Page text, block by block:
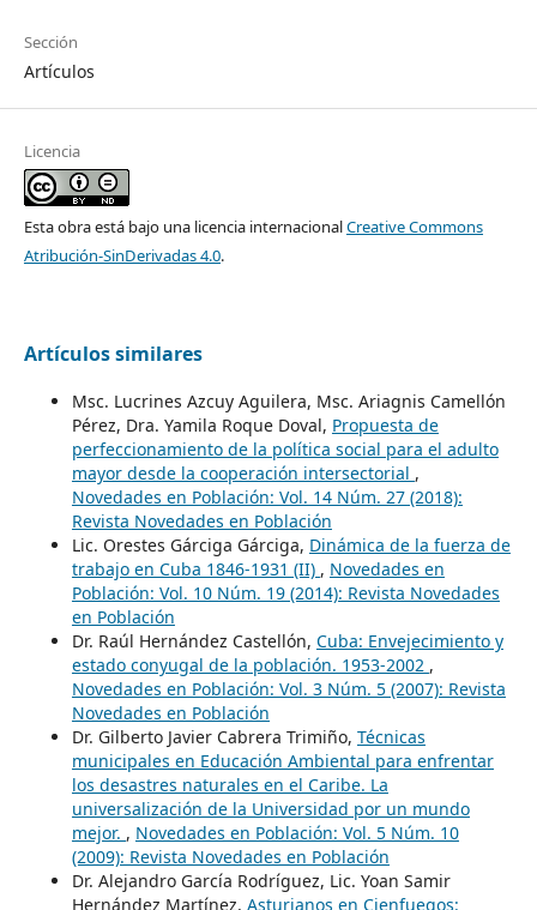
Sección
Artículos
Licencia
Esta obra está bajo una licencia internacionalCreative Commons
Atribución-SinDerivadas 4.0.
Artículos similares
Msc. Lucrines Azcuy Aguilera, Msc. Ariagnis Camellón
Pérez, Dra. Yamila Roque Doval, Propuesta de
perfeccionamiento de la política social para el adulto
mayor desde la cooperación intersectorial ,
Novedades en Población: Vol. 14 Núm. 27 (2018):
Revista Novedades en Población
Lic. Orestes Gárciga Gárciga, Dinámica de la fuerza de
trabajo en Cuba 1846-1931 (II) , Novedades en
Población: Vol. 10 Núm. 19 (2014): Revista Novedades
en Población
Dr. Raúl Hernández Castellón, Cuba: Envejecimiento y
estado conyugal de la población. 1953-2002 ,
Novedades en Población: Vol. 3 Núm. 5 (2007): Revista
Novedades en Población
Dr. Gilberto Javier Cabrera Trimiño, Técnicas
municipales en Educación Ambiental para enfrentar
los desastres naturales en el Caribe. La
universalización de la Universidad por un mundo
mejor. , Novedades en Población: Vol. 5 Núm. 10
(2009): Revista Novedades en Población
Dr. Alejandro García Rodríguez, Lic. Yoan Samir
Hernández Martínez, Asturianos en Cienfuegos: